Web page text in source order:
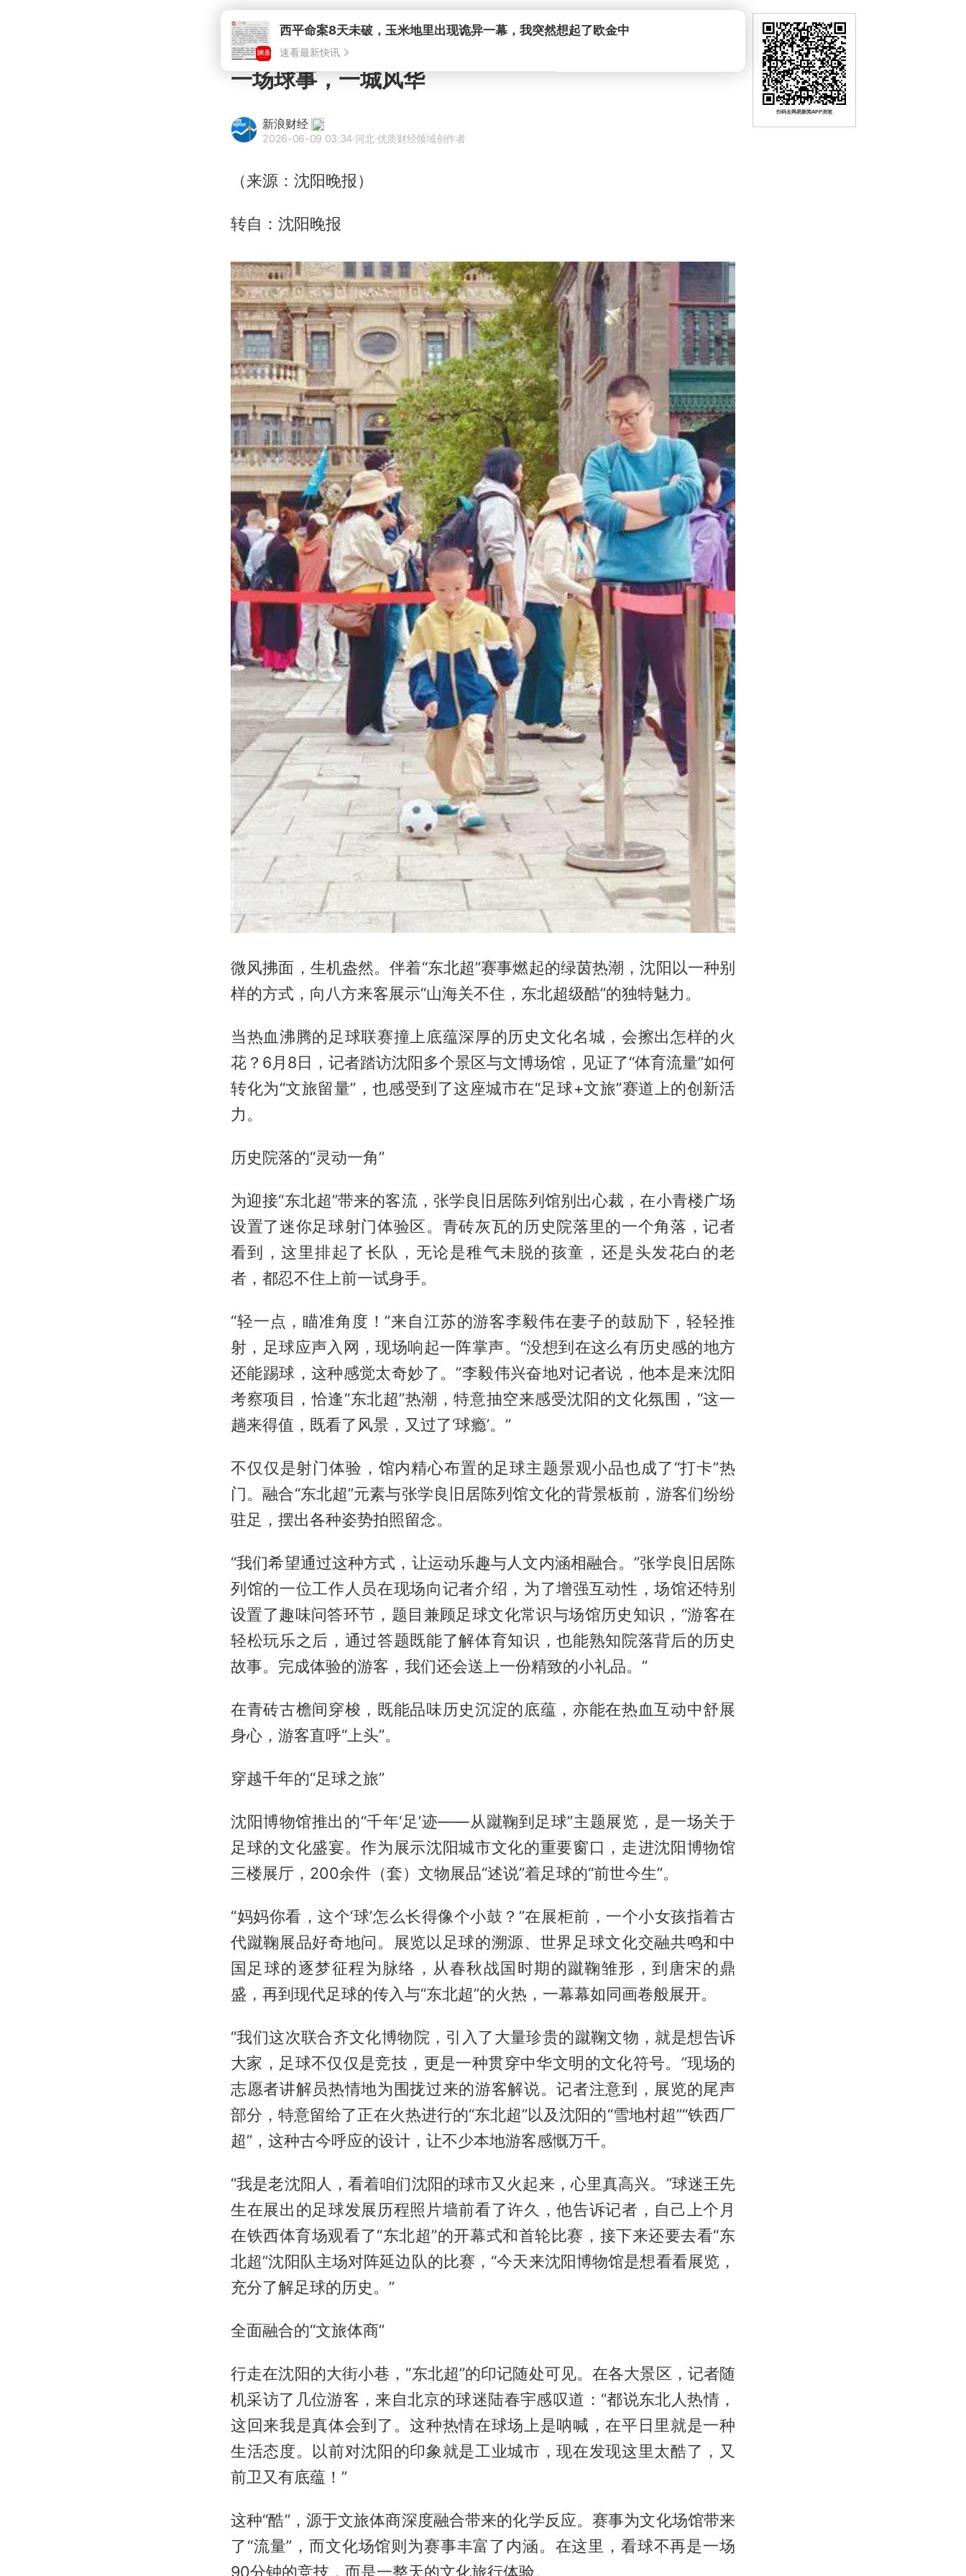
西平命案8天未破，玉米地里出现诡异一幕，我突然想起了欧金中
速看最新快讯
一场球事，一城风华
新浪财经
2026-06-09 03:34·河北·优质财经领域创作者
（来源：沈阳晚报）
转自：沈阳晚报
微风拂面，生机盎然。伴着“东北超”赛事燃起的绿茵热潮，沈阳以一种别
样的方式，向八方来客展示“山海关不住，东北超级酷”的独特魅力。
当热血沸腾的足球联赛撞上底蕴深厚的历史文化名城，会擦出怎样的火
花？6月8日，记者踏访沈阳多个景区与文博场馆，见证了“体育流量”如何
转化为“文旅留量”，也感受到了这座城市在“足球+文旅”赛道上的创新活
力。
历史院落的“灵动一角”
为迎接“东北超”带来的客流，张学良旧居陈列馆别出心裁，在小青楼广场
设置了迷你足球射门体验区。青砖灰瓦的历史院落里的一个角落，记者
看到，这里排起了长队，无论是稚气未脱的孩童，还是头发花白的老
者，都忍不住上前一试身手。
“轻一点，瞄准角度！”来自江苏的游客李毅伟在妻子的鼓励下，轻轻推
射，足球应声入网，现场响起一阵掌声。“没想到在这么有历史感的地方
还能踢球，这种感觉太奇妙了。”李毅伟兴奋地对记者说，他本是来沈阳
考察项目，恰逢“东北超”热潮，特意抽空来感受沈阳的文化氛围，“这一
趟来得值，既看了风景，又过了‘球瘾’。”
不仅仅是射门体验，馆内精心布置的足球主题景观小品也成了“打卡”热
门。融合“东北超”元素与张学良旧居陈列馆文化的背景板前，游客们纷纷
驻足，摆出各种姿势拍照留念。
“我们希望通过这种方式，让运动乐趣与人文内涵相融合。”张学良旧居陈
列馆的一位工作人员在现场向记者介绍，为了增强互动性，场馆还特别
设置了趣味问答环节，题目兼顾足球文化常识与场馆历史知识，“游客在
轻松玩乐之后，通过答题既能了解体育知识，也能熟知院落背后的历史
故事。完成体验的游客，我们还会送上一份精致的小礼品。”
在青砖古檐间穿梭，既能品味历史沉淀的底蕴，亦能在热血互动中舒展
身心，游客直呼“上头”。
穿越千年的“足球之旅”
沈阳博物馆推出的“千年‘足’迹——从蹴鞠到足球”主题展览，是一场关于
足球的文化盛宴。作为展示沈阳城市文化的重要窗口，走进沈阳博物馆
三楼展厅，200余件（套）文物展品“述说”着足球的“前世今生”。
“妈妈你看，这个‘球’怎么长得像个小鼓？”在展柜前，一个小女孩指着古
代蹴鞠展品好奇地问。展览以足球的溯源、世界足球文化交融共鸣和中
国足球的逐梦征程为脉络，从春秋战国时期的蹴鞠雏形，到唐宋的鼎
盛，再到现代足球的传入与“东北超”的火热，一幕幕如同画卷般展开。
“我们这次联合齐文化博物院，引入了大量珍贵的蹴鞠文物，就是想告诉
大家，足球不仅仅是竞技，更是一种贯穿中华文明的文化符号。”现场的
志愿者讲解员热情地为围拢过来的游客解说。记者注意到，展览的尾声
部分，特意留给了正在火热进行的“东北超”以及沈阳的“雪地村超”“铁西厂
超”，这种古今呼应的设计，让不少本地游客感慨万千。
“我是老沈阳人，看着咱们沈阳的球市又火起来，心里真高兴。”球迷王先
生在展出的足球发展历程照片墙前看了许久，他告诉记者，自己上个月
在铁西体育场观看了“东北超”的开幕式和首轮比赛，接下来还要去看“东
北超”沈阳队主场对阵延边队的比赛，“今天来沈阳博物馆是想看看展览，
充分了解足球的历史。”
全面融合的“文旅体商”
行走在沈阳的大街小巷，“东北超”的印记随处可见。在各大景区，记者随
机采访了几位游客，来自北京的球迷陆春宇感叹道：“都说东北人热情，
这回来我是真体会到了。这种热情在球场上是呐喊，在平日里就是一种
生活态度。以前对沈阳的印象就是工业城市，现在发现这里太酷了，又
前卫又有底蕴！”
这种“酷”，源于文旅体商深度融合带来的化学反应。赛事为文化场馆带来
了“流量”，而文化场馆则为赛事丰富了内涵。在这里，看球不再是一场
90分钟的竞技，而是一整天的文化旅行体验。
扫码去网易新闻APP浏览